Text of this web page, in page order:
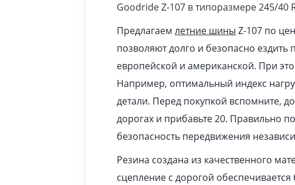
Goodride Z-107 в типоразмере 245/40
Предлагаем летние шины Z-107 по
позволяют долго и безопасно
европейской и американской. При
Например, оптимальный индекс
детали. Перед покупкой вспомните,
дорогах и прибавьте 20. Правильно
безопасность передвижения
Резина создана из качественного
сцепление с дорогой